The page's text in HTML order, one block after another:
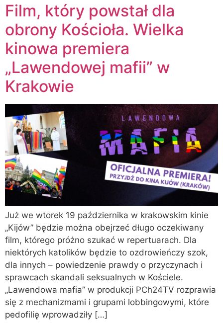
Film, który powstał dla
obrony Kościoła. Wielka
kinowa premiera
„Lawendowej mafii” w
Krakowie
Już we wtorek 19 października w krakowskim kinie
„Kijów” będzie można obejrzeć długo oczekiwany
film, którego próżno szukać w repertuarach. Dla
niektórych katolików będzie to ozdrowieńczy szok,
dla innych – powiedzenie prawdy o przyczynach i
sprawcach skandali seksualnych w Kościele.
„Lawendowa mafia” w produkcji PCh24TV rozprawia
się z mechanizmami i grupami lobbingowymi, które
pedofilię wprowadziły […]